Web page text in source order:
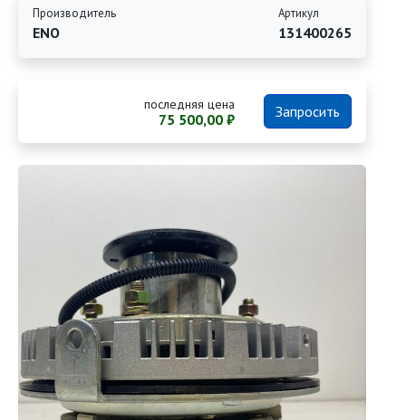
Производитель
ENO
Артикул
131400265
последняя цена
75 500,00 ₽ Запросить